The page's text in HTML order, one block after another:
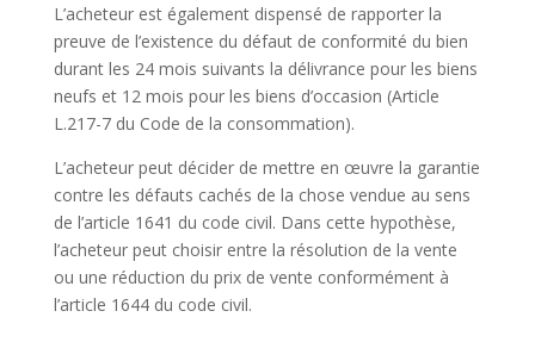
L’acheteur est également dispensé de rapporter la
preuve de l’existence du défaut de conformité du bien
durant les 24 mois suivants la délivrance pour les biens
neufs et 12 mois pour les biens d’occasion (Article
L.217-7 du Code de la consommation).
L’acheteur peut décider de mettre en œuvre la garantie
contre les défauts cachés de la chose vendue au sens
de l’article 1641 du code civil. Dans cette hypothèse,
l’acheteur peut choisir entre la résolution de la vente
ou une réduction du prix de vente conformément à
l’article 1644 du code civil.